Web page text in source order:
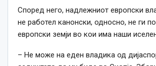
Според него, надлежниот европски
не работел канонски, односно, не ги
европски земји во кои има наши
– Не може на еден владика од